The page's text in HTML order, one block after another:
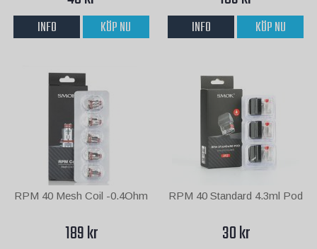
INFO KÖP NU INFO KÖP NU
RPM 40 Mesh Coil -0.4Ohm
189 kr
RPM 40 Standard 4.3ml Pod
30 kr